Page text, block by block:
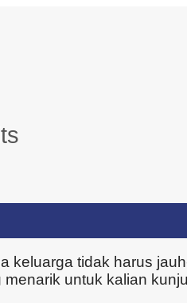
keluarga tidak harus
untuk kalian